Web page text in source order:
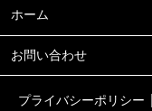
ホーム
お問い合わせ
プライバシーポリシー